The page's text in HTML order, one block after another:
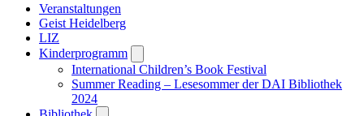
Veranstaltungen
Geist Heidelberg
LIZ
Kinderprogramm
submenu
International Children’s Book Festival
Summer Reading – Lesesommer der DAI Bibliothek
2024